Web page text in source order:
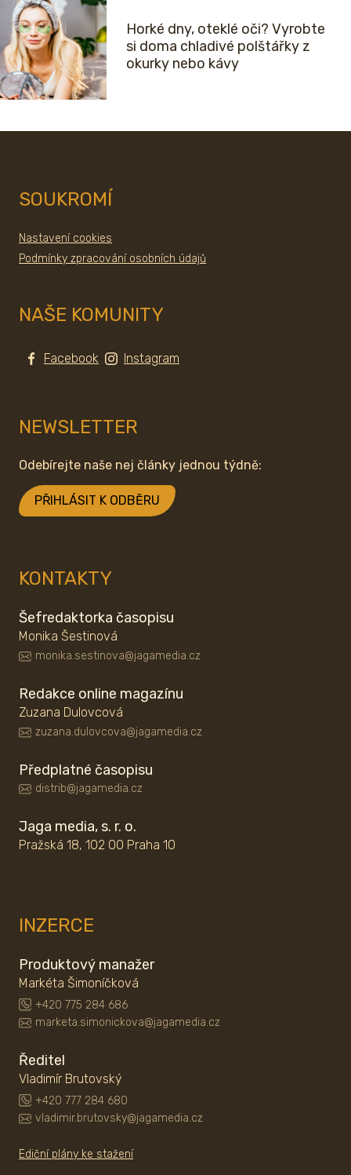
Horké dny, oteklé oči? Vyrobte
si doma chladivé polštářky z
okurky nebo kávy
SOUKROMÍ
Nastavení cookies
Podmínky zpracování osobních údajů
NAŠE KOMUNITY
Facebook Instagram
NEWSLETTER
Odebírejte naše nej články jednou týdně:
PŘIHLÁSIT K ODBĚRU
KONTAKTY
Šefredaktorka časopisu
Monika Šestinová
monika.sestinova@jagamedia.cz
Redakce online magazínu
Zuzana Dulovcová
zuzana.dulovcova@jagamedia.cz
Předplatné časopisu
distrib@jagamedia.cz
Jaga media, s. r. o.
Pražská 18, 102 00 Praha 10
INZERCE
Produktový manažer
Markéta Šimoníčková
+420 775 284 686
marketa.simonickova@jagamedia.cz
Ředitel
Vladimír Brutovský
+420 777 284 680
vladimir.brutovsky@jagamedia.cz
Ediční plány ke stažení